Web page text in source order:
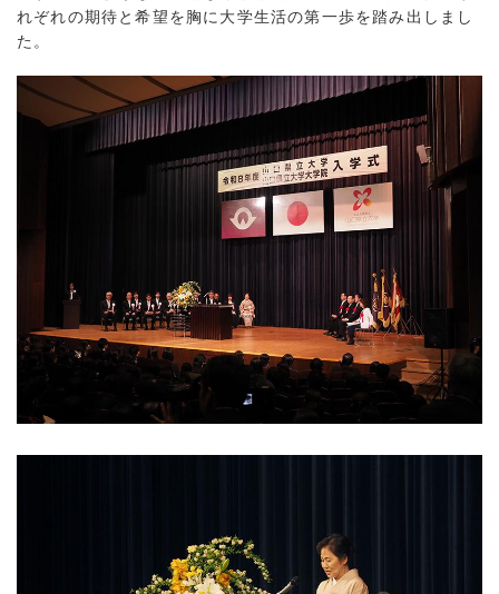
れぞれの期待と希望を胸に大学生活の第一歩を踏み出しまし
た。